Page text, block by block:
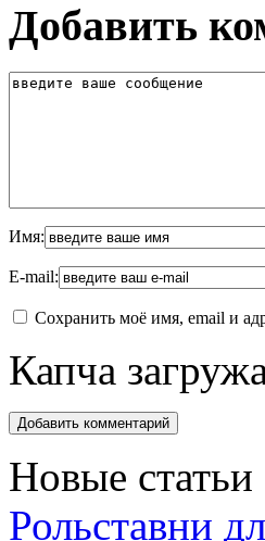
Добавить
Имя:
E-mail:
Сохранить моё имя, email и
Капча
Новые статьи
Рольставни